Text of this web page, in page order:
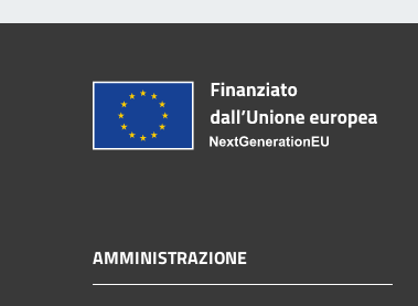
AMMINISTRAZIONE